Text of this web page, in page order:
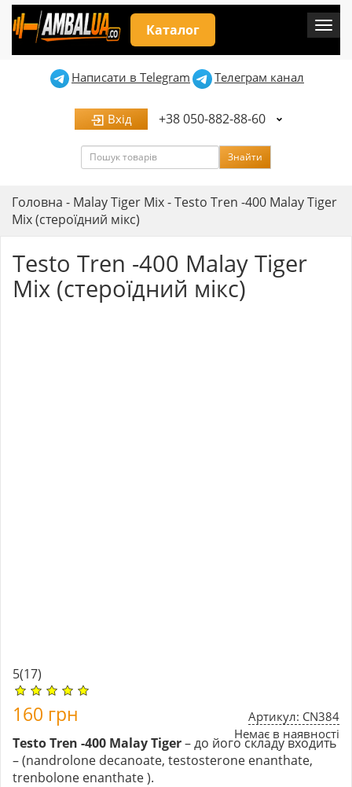
Каталог
Написати в Telegram Телеграм канал
Вхід +38 050-882-88-60
Пошук Знайти
Головна - Malay Tiger Mix-Testo Tren -400 Malay Tiger
Mix (стероїдний мікс)
Testo Tren -400 Malay Tiger
Mix (стероїдний мікс)
5(17)
Артикул: CN384
Немає в наявності
160 грн
Testo Tren -400 Malay Tiger– до його складу входить
– (nandrolone decanoate, testosterone enanthate,
trenbolone enanthate ).